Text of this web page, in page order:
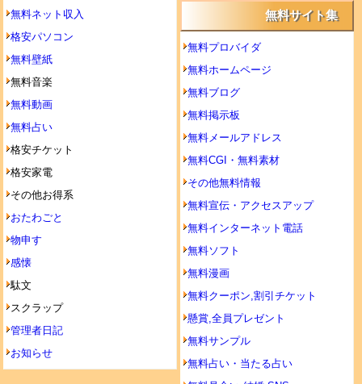
無料ネット収入
格安パソコン
無料壁紙
無料音楽
無料動画
無料占い
格安チケット
格安家電
その他お得系
おたわごと
物申す
感懐
駄文
スクラップ
管理者日記
お知らせ
無料サイト集
無料プロバイダ
無料ホームページ
無料ブログ
無料掲示板
無料メールアドレス
無料CGI・無料素材
その他無料情報
無料宣伝・アクセスアップ
無料インターネット電話
無料ソフト
無料漫画
無料クーポン,割引チケット
懸賞,全員プレゼント
無料サンプル
無料占い・当たる占い